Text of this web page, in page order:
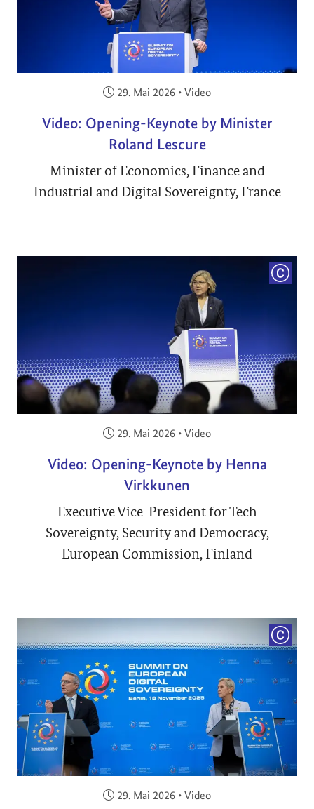
Veröffentlicht am:
29. Mai 2026 • Video
Video: Opening-Keynote by Minister
Roland Lescure
Minister of Economics, Finance and
Industrial and Digital Sovereignty, France
Veröffentlicht am:
29. Mai 2026 • Video
Video: Opening-Keynote by Henna
Virkkunen
Executive Vice-President for Tech
Sovereignty, Security and Democracy,
European Commission, Finland
Veröffentlicht am:
29. Mai 2026 • Video